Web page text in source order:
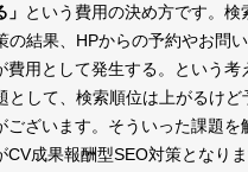
という費用の決め方です。検
の結果、HPからの予約やお問
費用として発生する。という考
として、検索順位は上がるけど
ございます。そういった課題を
成果報酬型SEO対策となりま